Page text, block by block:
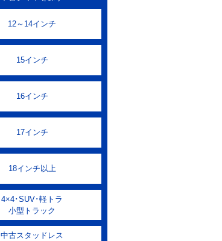
12～14インチ
15インチ
16インチ
17インチ
18インチ以上
4×4･SUV･軽トラ
小型トラック
中古スタッドレス